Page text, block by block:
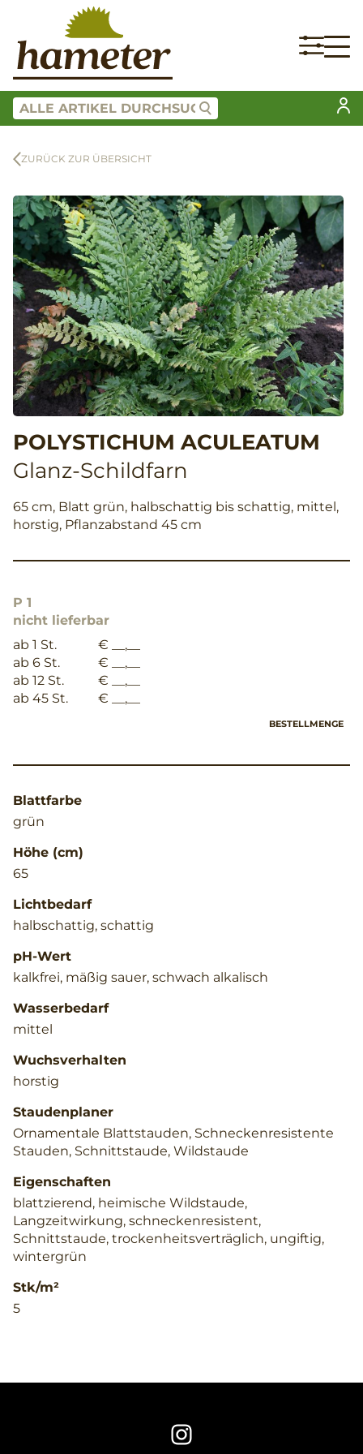
ZURÜCK ZUR ÜBERSICHT
POLYSTICHUM ACULEATUM
Glanz-Schildfarn
65 cm, Blatt grün, halbschattig bis schattig, mittel,
horstig, Pflanzabstand 45 cm
P 1
nicht lieferbar
ab 1 St.
€ __,__
ab 6 St.
€ __,__
ab 12 St.
€ __,__
ab 45 St.
€ __,__
BESTELLMENGE
Blattfarbe
grün
Höhe (cm)
65
Lichtbedarf
halbschattig, schattig
pH-Wert
kalkfrei, mäßig sauer, schwach alkalisch
Wasserbedarf
mittel
Wuchsverhalten
horstig
Staudenplaner
Ornamentale Blattstauden, Schneckenresistente
Stauden, Schnittstaude, Wildstaude
Eigenschaften
blattzierend, heimische Wildstaude,
Langzeitwirkung, schneckenresistent,
Schnittstaude, trockenheitsverträglich, ungiftig,
wintergrün
Stk/m²
5